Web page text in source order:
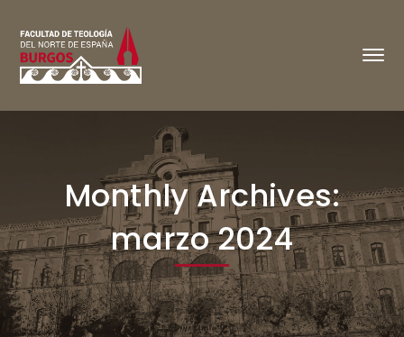
Monthly Archives:
marzo 2024